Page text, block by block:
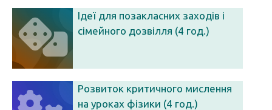
Ідеї для позакласних заходів і
сімейного дозвілля (4 год.)
Розвиток критичного мислення
на уроках фізики (4 год.)